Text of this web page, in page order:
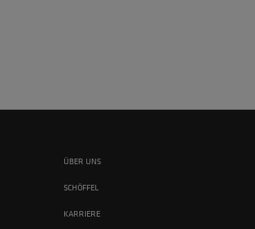
ÜBER UNS
SCHÖFFEL
KARRIERE